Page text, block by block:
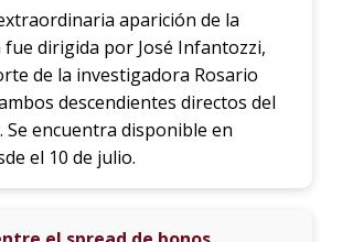
aparición de la
dirigida por José Infantozzi,
de la investigadora Rosario
descendientes directos del
Se encuentra disponible en
el 10 de julio.